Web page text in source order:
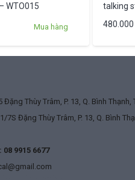
WTO015
Mua hàng
talking
480.000
Đặng Thùy Trâm, P. 13, Q. Bình Thạnh,
1/7S Đặng Thùy Trâm, P. 13, Q. Bình
08 9915 6677